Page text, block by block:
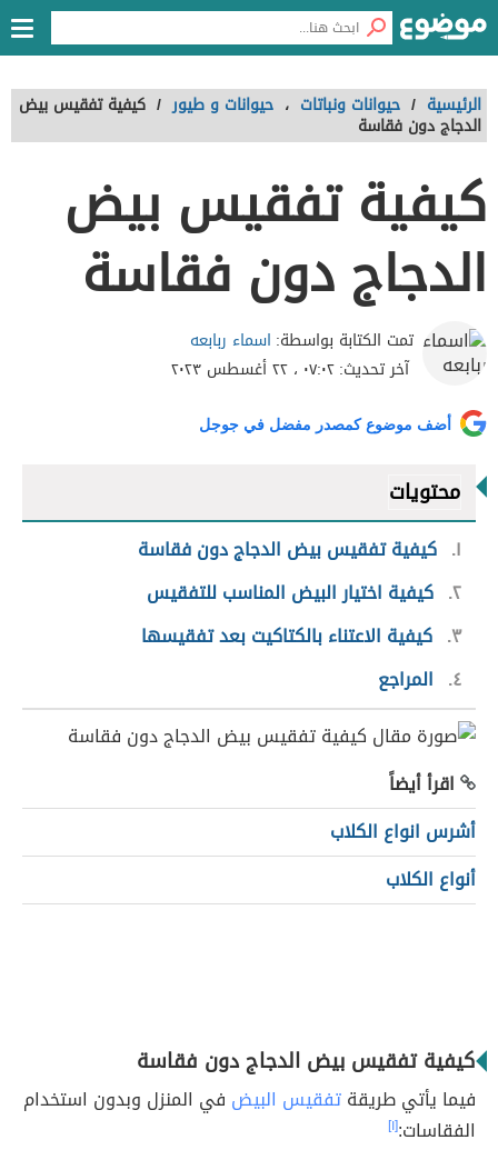
الرئيسية / حيوانات ونباتات ، حيوانات و طيور / كيفية تفقيس بيض
الدجاج دون فقاسة
كيفية تفقيس بيض
الدجاج دون فقاسة
تمت الكتابة بواسطة: اسماء ربابعه
آخر تحديث:٠٧:٠٢ ، ٢٢ أغسطس ٢٠٢٣
أضف موضوع كمصدر مفضل في جوجل
محتويات
١ كيفية تفقيس بيض الدجاج دون فقاسة
٢ كيفية اختيار البيض المناسب للتفقيس
٣ كيفية الاعتناء بالكتاكيت بعد تفقيسها
٤
المراجع
اقرأ أيضاً
أشرس انواع الكلاب
أنواع الكلاب
كيفية تفقيس بيض الدجاج دون فقاسة
فيما يأتي طريقةتفقيس البيض في المنزل وبدون استخدام
الفقاسات:[١]